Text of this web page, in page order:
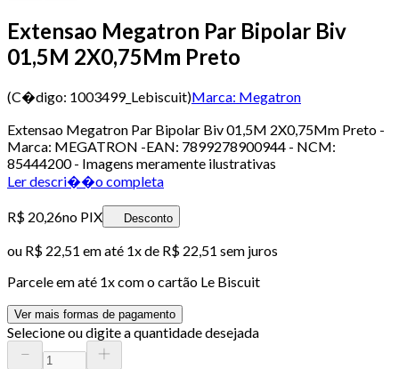
Extensao Megatron Par Bipolar Biv
01,5M 2X0,75Mm Preto
(C�digo: 1003499_Lebiscuit)Marca: Megatron
Extensao Megatron Par Bipolar Biv 01,5M 2X0,75Mm Preto -
Marca: MEGATRON -EAN: 7899278900944 - NCM:
85444200 - Imagens meramente ilustrativas
Ler descri��o completa
R$ 20,26no PIX Desconto
ou R$ 22,51 em até 1x de R$ 22,51 sem juros
Parcele em até 1x com o cartão Le Biscuit
Ver mais formas de pagamento
Selecione ou digite a quantidade desejada